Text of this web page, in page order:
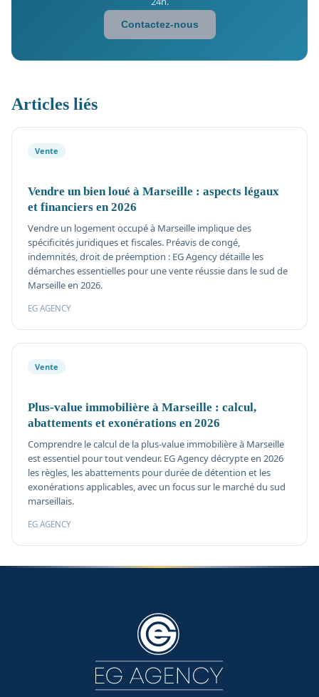
Contactez-nous
Articles liés
Vente
Vendre un bien loué à Marseille : aspects légaux
et financiers en 2026
Vendre un logement occupé à Marseille implique des
spécificités juridiques et fiscales. Préavis de congé,
indemnités, droit de préemption : EG Agency détaille les
démarches essentielles pour une vente réussie dans le sud de
Marseille en 2026.
EG AGENCY
Vente
Plus-value immobilière à Marseille : calcul,
abattements et exonérations en 2026
Comprendre le calcul de la plus-value immobilière à Marseille
est essentiel pour tout vendeur. EG Agency décrypte en 2026
les règles, les abattements pour durée de détention et les
exonérations applicables, avec un focus sur le marché du sud
marseillais.
EG AGENCY